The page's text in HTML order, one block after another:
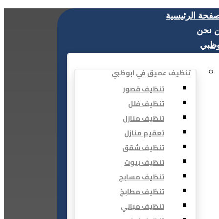
الرئيسية
نحن
تنظيف عميق في ابوظبي
تنظيف قصور
تنظيف فلل
تنظيف منازل
تعقيم منازل
تنظيف شقق
تنظيف بيوت
تنظيف مسابح
تنظيف مطابخ
تنظيف مباني